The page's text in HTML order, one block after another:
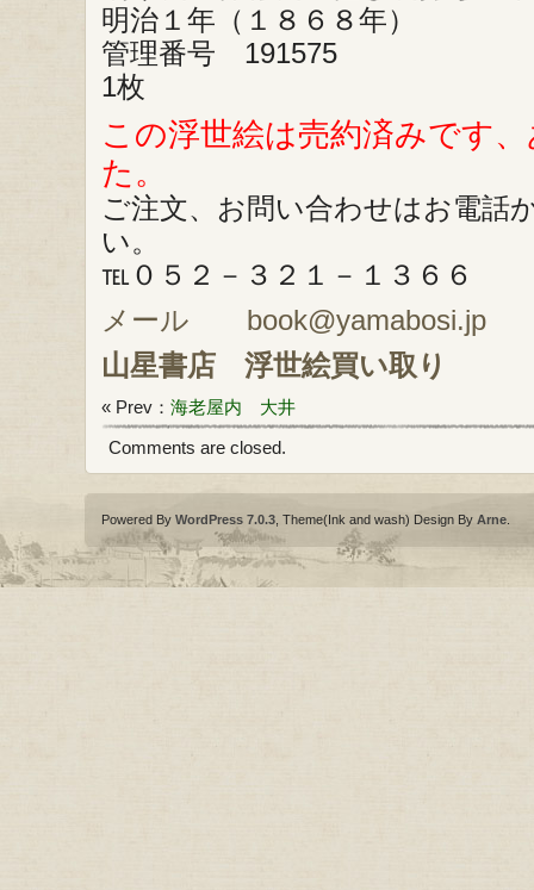
明治１年（１８６８年）
管理番号 191575
1枚
この浮世絵は売約済みです
た。
ご注文、お問い合わせはお電話
い。
℡０５２－３２１－１３６６
メール book@yamabosi.jp
山星書店
浮世絵買い取り
« Prev： 海老屋内 大井
Comments are closed.
Powered By WordPress 7.0.3 , Theme(Ink and wash) Design By Arne